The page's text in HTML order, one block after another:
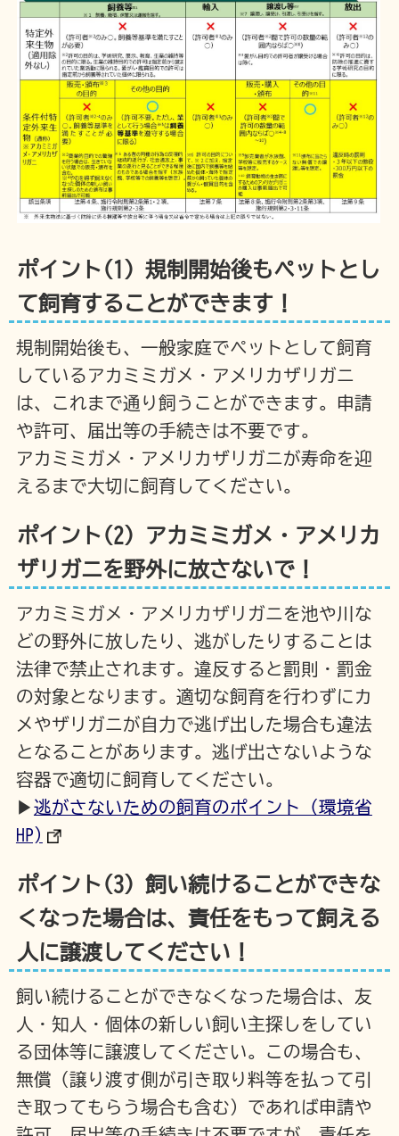
ポイント(1) 規制開始後もペットとし
て飼育することができます！
規制開始後も、一般家庭でペットとして飼育
しているアカミミガメ・アメリカザリガニ
は、これまで通り飼うことができます。申請
や許可、届出等の手続きは不要です。
アカミミガメ・アメリカザリガニが寿命を迎
えるまで大切に飼育してください。
ポイント(2) アカミミガメ・アメリカ
ザリガニを野外に放さないで！
アカミミガメ・アメリカザリガニを池や川な
どの野外に放したり、逃がしたりすることは
法律で禁止されます。違反すると罰則・罰金
の対象となります。適切な飼育を行わずにカ
メやザリガニが自力で逃げ出した場合も違法
となることがあります。逃げ出さないような
容器で適切に飼育してください。
▶ 逃がさないための飼育のポイント（環境省
HP)
ポイント(3) 飼い続けることができな
くなった場合は、責任をもって飼える
人に譲渡してください！
飼い続けることができなくなった場合は、友
人・知人・個体の新しい飼い主探しをしてい
る団体等に譲渡してください。この場合も、
無償（譲り渡す側が引き取り料等を払って引
き取ってもらう場合も含む）であれば申請や